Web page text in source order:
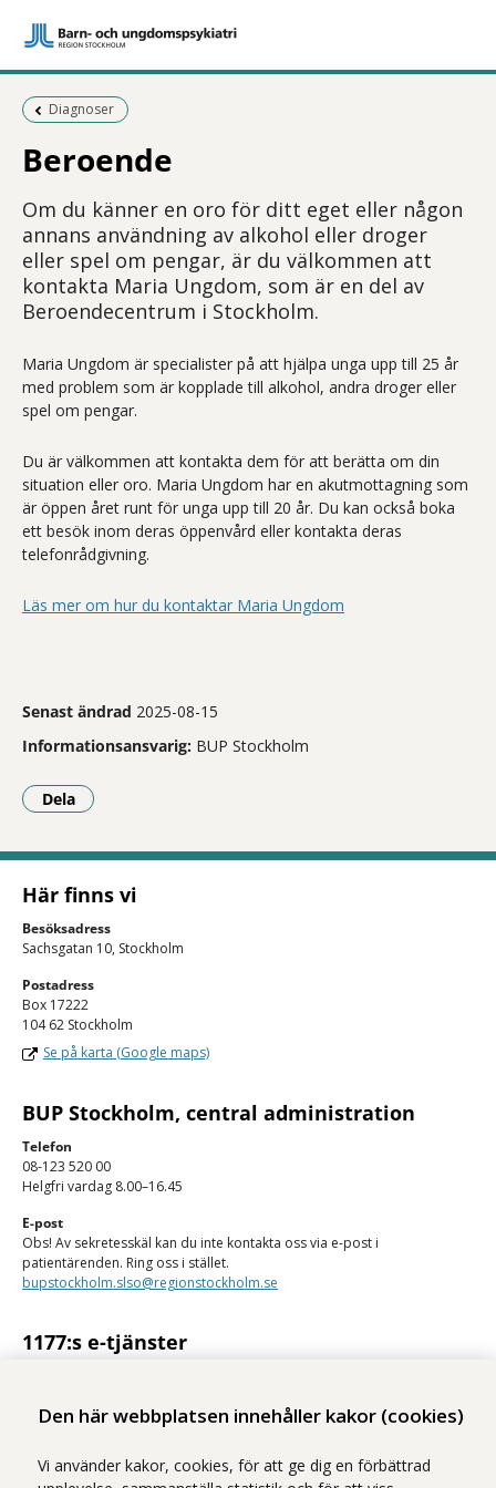
Den här webbplatsen innehåller kakor (cookies)
Vi använder kakor, cookies, för att ge dig en förbättrad
Föregående sida:
Diagnoser
Beroende
Om du känner en oro för ditt eget eller någon
annans användning av alkohol eller droger
eller spel om pengar, är du välkommen att
kontakta Maria Ungdom, som är en del av
Beroendecentrum i Stockholm.
Maria Ungdom är specialister på att hjälpa unga upp till 25 år
med problem som är kopplade till alkohol, andra droger eller
spel om pengar.
Du är välkommen att kontakta dem för att berätta om din
situation eller oro. Maria Ungdom har en akutmottagning som
är öppen året runt för unga upp till 20 år. Du kan också boka
ett besök inom deras öppenvård eller kontakta deras
telefonrådgivning.
Läs mer om hur du kontaktar Maria Ungdom
Senast ändrad 2025-08-15
Informationsansvarig: BUP Stockholm
Dela
- Klicka för att öppna delningsalternativ.
Här finns vi
Besöksadress
Sachsgatan 10, Stockholm
Postadress
Box 17222
104 62 Stockholm
Se på karta (Google maps)
BUP Stockholm, central administration
Telefon
08-123 520 00
Helgfri vardag 8.00–16.45
E-post
Obs! Av sekretesskäl kan du inte kontakta oss via e-post i
patientärenden. Ring oss i stället.
bupstockholm.slso@regionstockholm.se
1177:s e-tjänster
Logga in på 1177